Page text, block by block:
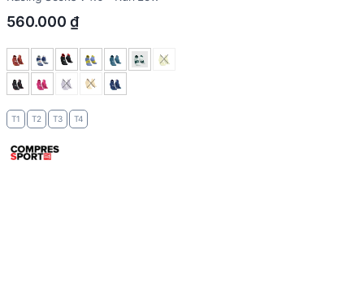
560.000 ₫
T1 T2 T3 T4